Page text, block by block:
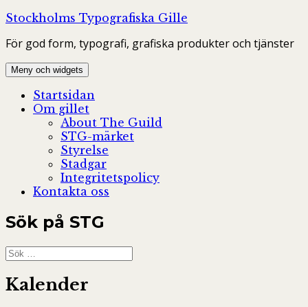
Hoppa
innehåll
Stockholms Typografiska Gille
För god form, typografi, grafiska produkter och tjänster
Meny och widgets
Startsidan
Om gillet
About The Guild
STG-märket
Styrelse
Stadgar
Integritetspolicy
Kontakta oss
Sök på STG
Sök
efter:
Kalender